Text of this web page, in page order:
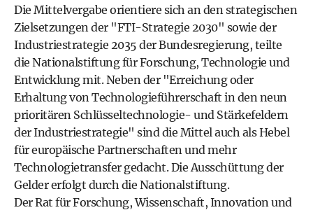
Die Mittelvergabe orientiere sich an den strategischen
Zielsetzungen der "FTI-Strategie 2030" sowie der
Industriestrategie 2035 der Bundesregierung, teilte
die Nationalstiftung für Forschung, Technologie und
Entwicklung mit. Neben der "Erreichung oder
Erhaltung von Technologieführerschaft in den neun
prioritären Schlüsseltechnologie- und Stärkefeldern
der Industriestrategie" sind die Mittel auch als Hebel
für europäische Partnerschaften und mehr
Technologietransfer gedacht. Die Ausschüttung der
Gelder erfolgt durch die Nationalstiftung.
Der Rat für Forschung, Wissenschaft, Innovation und